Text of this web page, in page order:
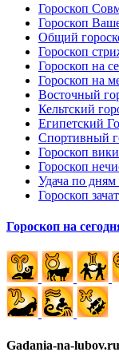
Гороскоп
Гороскоп
Общий
Гороскоп
Гороскоп на
Гороскоп на
Восточный
Кельтский
Египетский
Спортивный
Гороскоп
Гороскоп
Удача по дням
Гороскоп
Гороскоп на
Gadania-na-lubov.ru